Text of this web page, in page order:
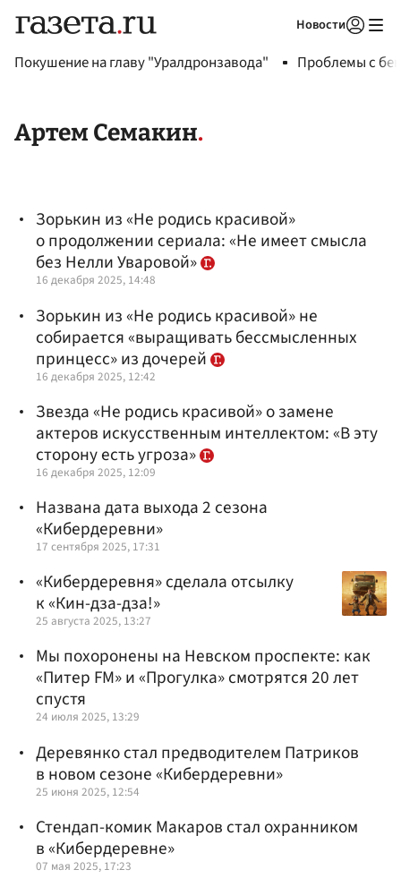
Новости
Покушение на главу "Уралдронзавода" Проблемы с
Артем Семакин
Зорькин из «Не родись красивой»
о продолжении сериала: «Не имеет смысла
без Нелли Уваровой»
16 декабря 2025, 14:48
Зорькин из «Не родись красивой» не
собирается «выращивать бессмысленных
принцесс» из дочерей
16 декабря 2025, 12:42
Звезда «Не родись красивой» о замене
актеров искусственным интеллектом: «В эту
сторону есть угроза»
16 декабря 2025, 12:09
Названа дата выхода 2 сезона
«Кибердеревни»
17 сентября 2025, 17:31
«Кибердеревня» сделала отсылку
к «Кин-дза-дза!»
25 августа 2025, 13:27
Мы похоронены на Невском проспекте: как
«Питер FM» и «Прогулка» смотрятся 20 лет
спустя
24 июля 2025, 13:29
Деревянко стал предводителем Патриков
в новом сезоне «Кибердеревни»
25 июня 2025, 12:54
Стендап-комик Макаров стал охранником
в «Кибердеревне»
07 мая 2025, 17:23